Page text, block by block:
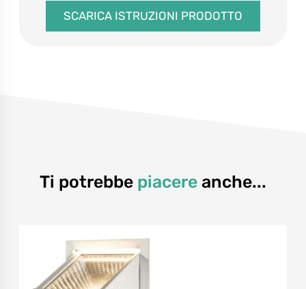
SCARICA ISTRUZIONI PRODOTTO
Ti potrebbe piacere anche...